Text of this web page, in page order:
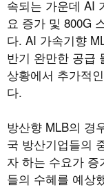
속되는 가운데 AI
요 증가 및 800G
다. AI 가속기향
반기 완만한 공급
상황에서 추가적
다.
방산향 MLB의 경
국 방산기업들의
자 하는 수요가
들의 수혜를 예상